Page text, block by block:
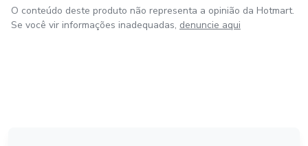
O conteúdo deste produto não representa a opinião da Hotmart.
Se você vir informações inadequadas, denuncie aqui